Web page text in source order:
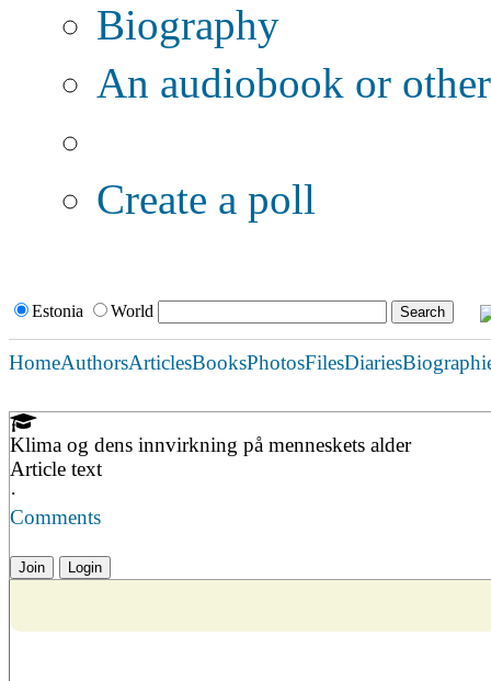
Biography
An audiobook or
Create a poll
Estonia World
HomeAuthorsArticlesBooksPhotosFilesDiaries
Klima og dens innvirkning på menneskets alder
Article text
·
Comments
Join Login